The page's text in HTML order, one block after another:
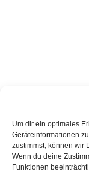
Um dir ein optimales
Geräteinformationen
zustimmst, können wir
Wenn du deine
Funktionen